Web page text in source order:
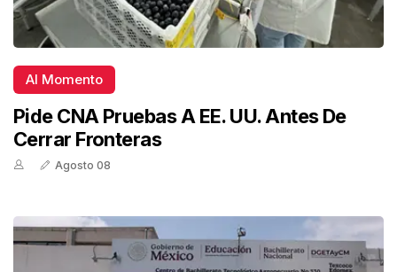
Al Momento
Pide CNA Pruebas A EE. UU. Antes De
Cerrar Fronteras
Agosto 08